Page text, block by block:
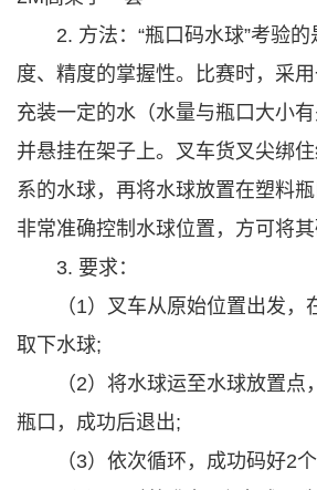
2. 方法：“瓶口码水球”考验
度、精度的掌握性。比赛时，采
充装一定的水（水量与瓶口大小
并悬挂在架子上。叉车货叉尖绑
系的水球，再将水球放置在塑料
非常准确控制水球位置，方可将其
3. 要求：
（1）叉车从原始位置出发，
取下水球;
（2）将水球运至水球放置
瓶口，成功后退出;
（3）依次循环，成功码好2